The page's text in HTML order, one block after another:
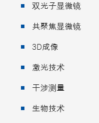
双光子显微镜
共聚焦显微镜
3D成像
激光技术
干涉测量
生物技术